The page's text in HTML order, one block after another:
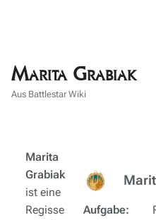
Marita Grabiak
Aus Battlestar Wiki
Aufgabe:
Marita
Grabiak
ist eine
Regisse